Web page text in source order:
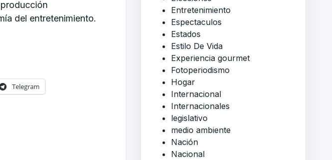
del entretenimiento.
Telegram
Entretenimiento
Espectaculos
Estados
Estilo De Vida
Experiencia gourmet
Fotoperiodismo
Hogar
Internacional
Internacionales
legislativo
medio ambiente
Nación
Nacional